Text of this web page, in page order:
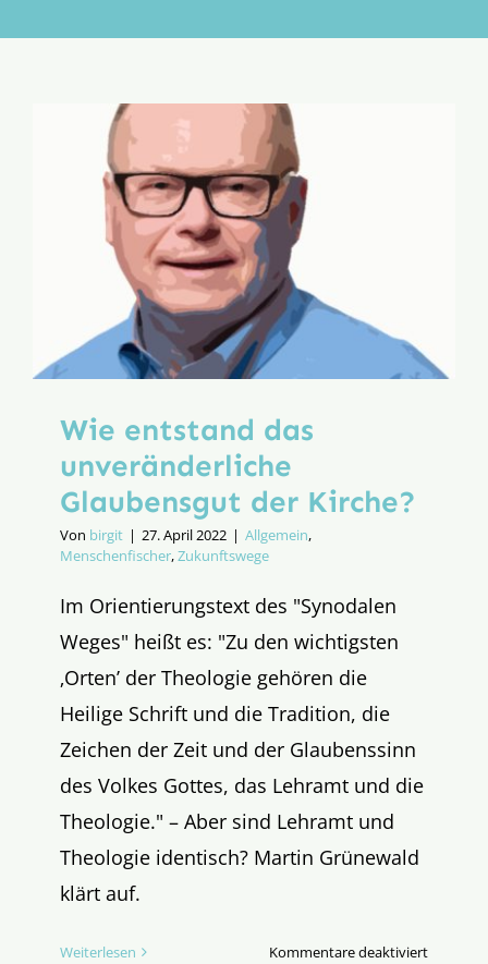
Aktion
Wie entstand das
unveränderliche
Glaubensgut der Kirche?
Von birgit | 27. April 2022 | Allgemein,
Menschenfischer,Zukunftswege
Im Orientierungstext des "Synodalen
Weges" heißt es: "Zu den wichtigsten
‚Orten’ der Theologie gehören die
Heilige Schrift und die Tradition, die
Zeichen der Zeit und der Glaubenssinn
des Volkes Gottes, das Lehramt und die
Theologie." – Aber sind Lehramt und
Theologie identisch? Martin Grünewald
klärt auf.
Weiterlesen Kommentare deaktiviertfür